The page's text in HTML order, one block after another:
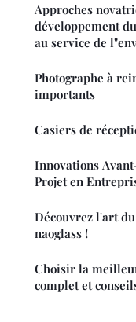
Approches
développement
au service de
Photographe à
importants
Casiers de
Innovations
Projet en
Découvrez l'art
naoglass !
Choisir la
complet et